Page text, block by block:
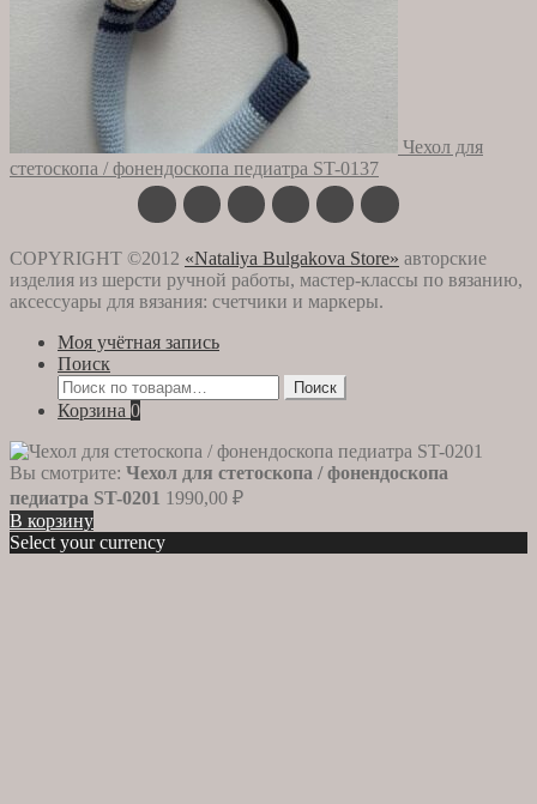
Чехол для
стетоскопа / фонендоскопа педиатра ST-0137
COPYRIGHT ©2012 «Nataliya Bulgakova Store» авторские
изделия из шерсти ручной работы, мастер-классы по вязанию,
аксессуары для вязания: счетчики и маркеры.
Моя учётная запись
Поиск
Искать:
Поиск
Корзина 0
Вы смотрите: Чехол для стетоскопа / фонендоскопа
педиатра ST-0201 1990,00 ₽
В корзину
Select your currency